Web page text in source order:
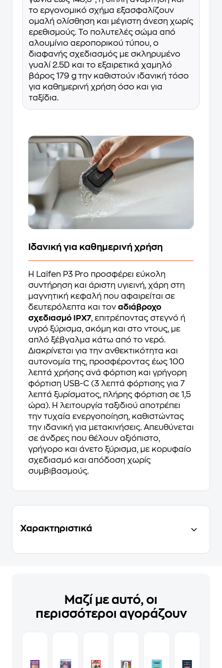
το εργονομικό σχήμα εξασφαλίζουν
ομαλή ολίσθηση και μέγιστη άνεση χωρίς
ερεθισμούς. Το πολυτελές σώμα από
αλουμίνιο αεροπορικού τύπου, ο
διαφανής σχεδιασμός με σκληρυμένο
γυαλί 2.5D και το εξαιρετικά χαμηλό
βάρος 179 g την καθιστούν ιδανική τόσο
για καθημερινή χρήση όσο και για
ταξίδια.
Ιδανική για καθημερινή χρήση
Η Laifen P3 Pro προσφέρει εύκολη
συντήρηση και άριστη υγιεινή, χάρη στη
μαγνητική κεφαλή που αφαιρείται σε
δευτερόλεπτα και τον αδιάβροχο
σχεδιασμό IPX7, επιτρέποντας στεγνό ή
υγρό ξύρισμα, ακόμη και στο ντους, με
απλό ξέβγαλμα κάτω από το νερό.
Διακρίνεται για την ανθεκτικότητα και
αυτονομία της, προσφέροντας έως 100
λεπτά χρήσης ανά φόρτιση και γρήγορη
φόρτιση USB-C (3 λεπτά φόρτισης για 7
λεπτά ξυρίσματος, πλήρης φόρτιση σε 1,5
ώρα). Η λειτουργία ταξιδιού αποτρέπει
την τυχαία ενεργοποίηση, καθιστώντας
την ιδανική για μετακινήσεις. Απευθύνεται
σε άνδρες που θέλουν αξιόπιστο,
γρήγορο και άνετο ξύρισμα, με κορυφαίο
σχεδιασμό και απόδοση χωρίς
συμβιβασμούς.
Χαρακτηριστικά
Μαζί με αυτό, οι
περισσότεροι αγοράζουν